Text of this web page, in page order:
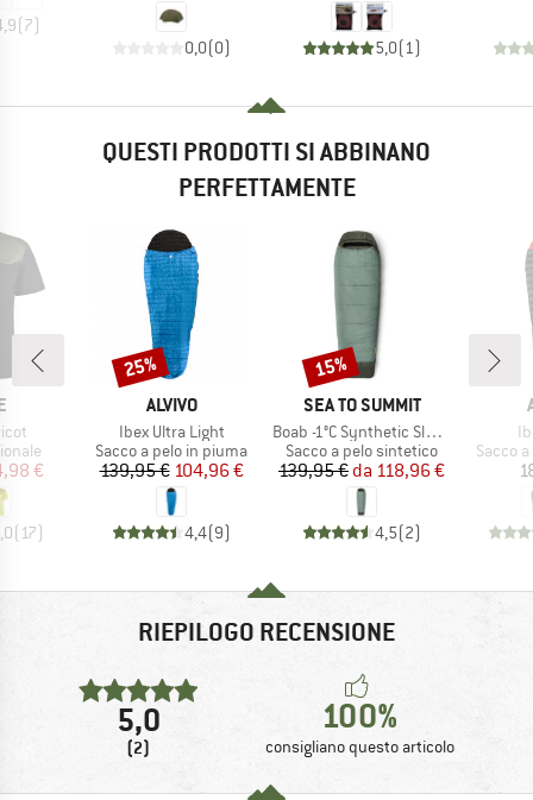
(7)
0,0(0) 5,0( 1)
QUESTI PRODOTTI SI ABBINANO
PERFETTAMENTE
ridotto
€
(17)
MARCHIO
ALVIVO
Articolo
Ibex Ultra Light
Gruppo di prodotti
Sacco a pelo in piuma
Prezzo
139,95 €Prezzo ridotto
104,96 €
4,4(9)
Sconto
25%
MARCHIO
SEA TO SUMMIT
Articolo
Boab -1°C Synthetic Sleeping Bag
Gruppo di prodotti
Sacco a pelo sintetico
Prezzo
139,95 € Prezzo ridotto
da 118,96 €
4,5(2)
Sconto
15%
Sacco
RIEPILOGO RECENSIONE
5,0
(2)
100%
consigliano questo articolo